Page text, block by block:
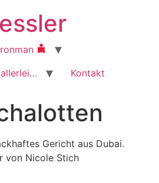
allerlei… Kontakt
Gericht aus Dubai.
von Nicole Stich